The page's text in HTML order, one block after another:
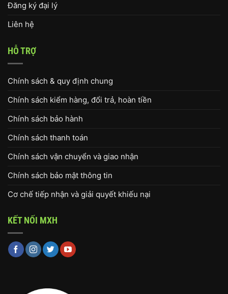
Đăng ký đại lý
Liên hệ
HỖ TRỢ
Chính sách & quy định chung
Chính sách kiểm hàng, đổi trả, hoàn tiền
Chính sách bảo hành
Chính sách thanh toán
Chính sách vận chuyển và giao nhận
Chính sách bảo mật thông tin
Cơ chế tiếp nhận và giải quyết khiếu nại
KẾT NỐI MXH